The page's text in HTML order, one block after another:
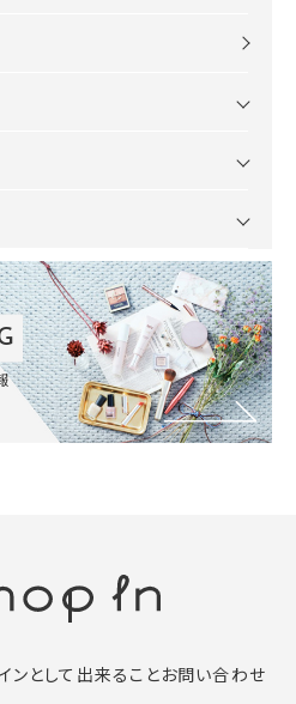
ンとして出来ることお問い合わせ